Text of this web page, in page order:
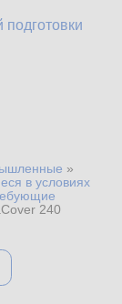
»
в условиях
240